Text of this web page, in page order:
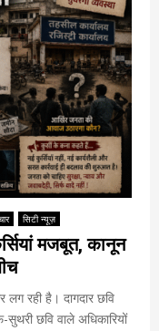
सिटी न्यूज़
मजबूत, कानून
रही है। दागदार छवि
छवि वाले अधिकारियों